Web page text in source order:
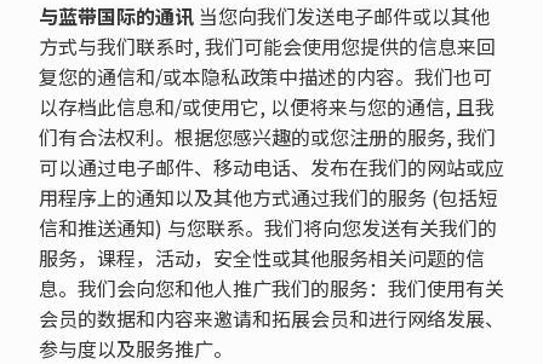
与蓝带国际的通讯当您向我们发送电子邮件或以其他
方式与我们联系时, 我们可能会使用您提供的信息来回
复您的通信和/或本隐私政策中描述的内容。我们也可
以存档此信息和/或使用它, 以便将来与您的通信, 且我
们有合法权利。根据您感兴趣的或您注册的服务, 我们
可以通过电子邮件、移动电话、发布在我们的网站或应
用程序上的通知以及其他方式通过我们的服务 (包括短
信和推送通知) 与您联系。我们将向您发送有关我们的
服务，课程，活动，安全性或其他服务相关问题的信
息。我们会向您和他人推广我们的服务：我们使用有关
会员的数据和内容来邀请和拓展会员和进行网络发展、
参与度以及服务推广。